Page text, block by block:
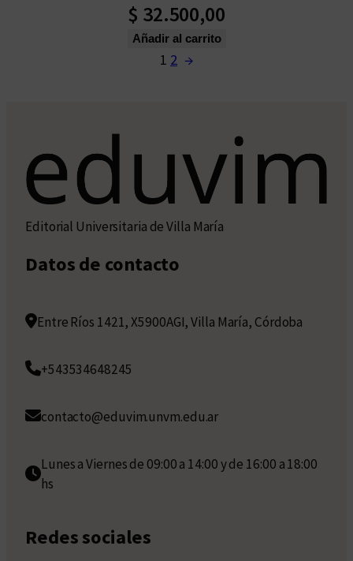
$ 32.500,00
Añadir al carrito
1 2 →
Editorial Universitaria de Villa María
Datos de contacto
Entre Ríos 1421, X5900AGI, Villa María, Córdoba
+543534648245
contacto@eduvim.unvm.edu.ar
Lunes a Viernes de 09:00 a 14:00 y de 16:00 a 18:00
hs
Redes sociales